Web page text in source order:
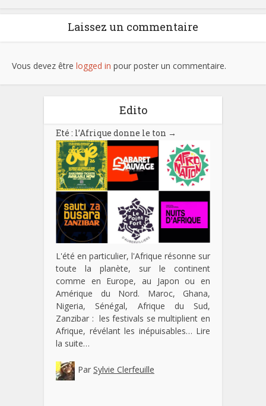
Laissez un commentaire
Vous devez être logged in pour poster un commentaire.
Edito
Eté : l’Afrique donne le ton →
L'été en particulier, l'Afrique résonne sur
toute la planète, sur le continent
comme en Europe, au Japon ou en
Amérique du Nord. Maroc, Ghana,
Nigeria, Sénégal, Afrique du Sud,
Zanzibar : les festivals se multiplient en
Afrique, révélant les inépuisables… Lire
la suite…
Par Sylvie Clerfeuille